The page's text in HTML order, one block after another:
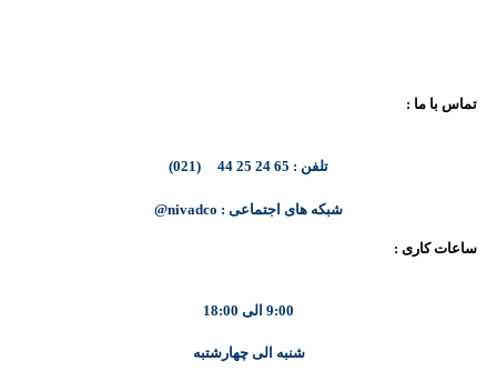
تماس با ما :
تلفن : 65 24 25 44 (021)
شبکه های اجتماعی : nivadco@
ساعات کاری :
9:00 الی 18:00
شنبه الی چهارشتبه